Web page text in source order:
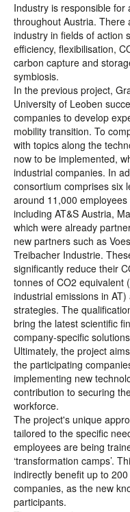
Industry is responsible
throughout Austria. There
industry in fields of action
efficiency, flexibilisation,
carbon capture and
symbiosis.
In the previous project,
University of Leoben
companies to develop
mobility transition. To
with topics along the
now to be implemented,
industrial companies. In
consortium comprises six
around 11,000
including AT&S Austria,
which were already
new partners such as
Treibacher Industrie.
significantly reduce their
tonnes of CO2 equivalent
industrial emissions in
strategies. The
bring the latest scientific
company-specific
Ultimately, the project
the participating
implementing new
contribution to securing
workforce.
The project's unique
tailored to the specific
employees are being
‘transformation camps’.
indirectly benefit up to
companies, as the new
participants.